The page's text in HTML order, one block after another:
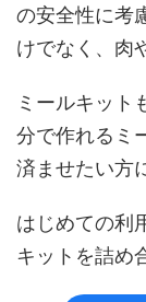
の安全性に考
けでなく、肉
ミールキット
分で作れるミ
済ませたい方
はじめての利
キットを詰め